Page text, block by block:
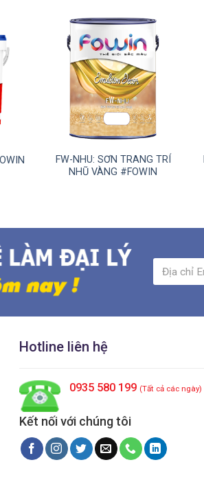
FW-NHU: SƠN TRANG TRÍ
NHŨ VÀNG #FOWIN
Hotline liên hệ
0935 580 199 (Tất cả các ngày)
Kết nối với chúng tôi